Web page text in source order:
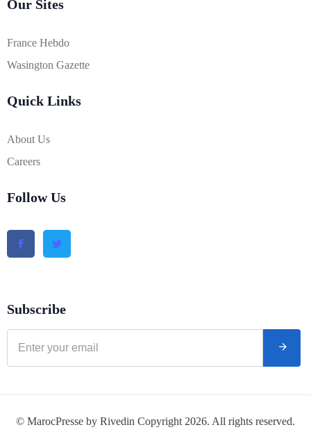
Our Sites
France Hebdo
Wasington Gazette
Quick Links
About Us
Careers
Follow Us
Subscribe
© MarocPresse by Rivedin Copyright 2026. All rights reserved.